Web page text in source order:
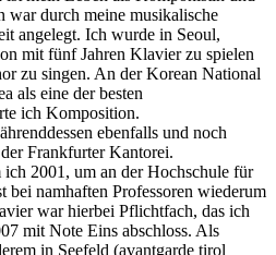
durch meine musikalische
angelegt. Ich wurde in Seoul,
mit fünf Jahren Klavier zu spielen
zu singen. An der Korean National
als eine der besten
ich Komposition.
ebenfalls und noch
Frankfurter Kantorei.
2001, um an der Hochschule für
namhaften Professoren wiederum
war hierbei Pflichtfach, das ich
mit Note Eins abschloss. Als
in Seefeld (avantgarde tirol